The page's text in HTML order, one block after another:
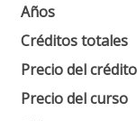
Años
Créditos totales
Precio del crédito
Precio del curso